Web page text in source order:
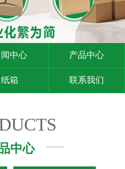
中心 产品中心
纸箱 联系我们
中心